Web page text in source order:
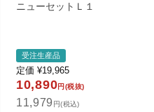
ニューセットＬ１
受注生産品
定価 ¥19,965
10,890円(税抜)
11,979 円(税込)